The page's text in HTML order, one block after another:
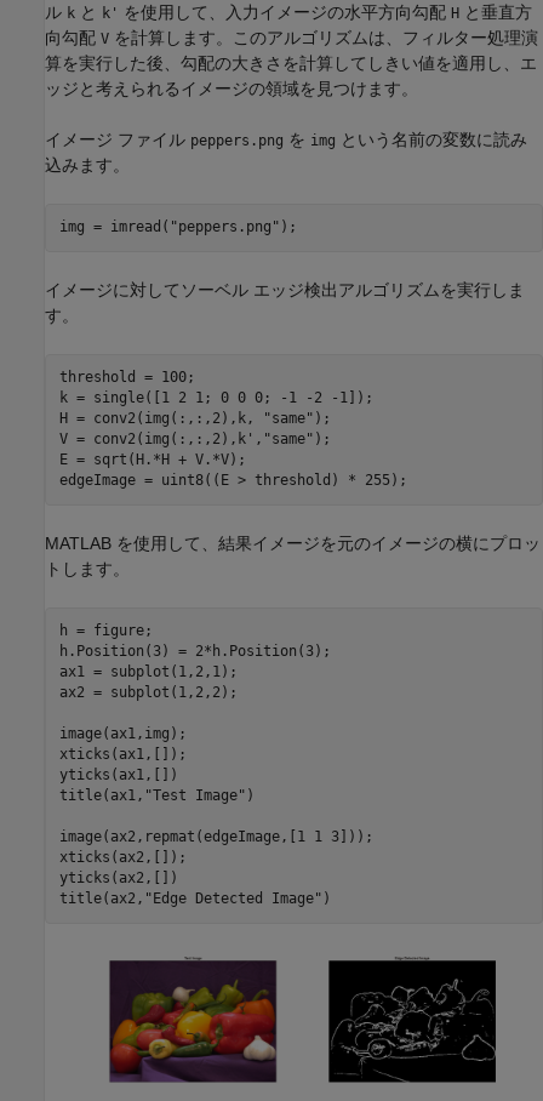
ル k と k' を使用して、入力イメージの水平方向勾配 H と垂直方
向勾配 V を計算します。このアルゴリズムは、フィルター処理演
算を実行した後、勾配の大きさを計算してしきい値を適用し、エ
ッジと考えられるイメージの領域を見つけます。
イメージ ファイル peppers.png を img という名前の変数に読み
込みます。
img = imread( "peppers.png"
イメージに対してソーベル エッジ検出アルゴリズムを実行しま
す。
threshold = 100;
k = single([1 2 1; 0 0 0; -1 -2 -1]);
H = conv2(img(:,:,2),k,
"same" );
V = conv2(img(:,:,2),k', "same" );
E = sqrt(H.*H + V.*V);
MATLAB を使用して、結果イメージを元のイメージの横にプロッ
トします。
h = figure;
h.Position(3) = 2*h.Position(3);
ax1 = subplot(1,2,1);
ax2 = subplot(1,2,2);
image(ax1,img);
xticks(ax1,[]);
yticks(ax1,[])
title(ax1, "Test Image" )
image(ax2,repmat(edgeImage,[1 1 3]));
xticks(ax2,[]);
yticks(ax2,[])
title(ax2, "Edge Detected Image"